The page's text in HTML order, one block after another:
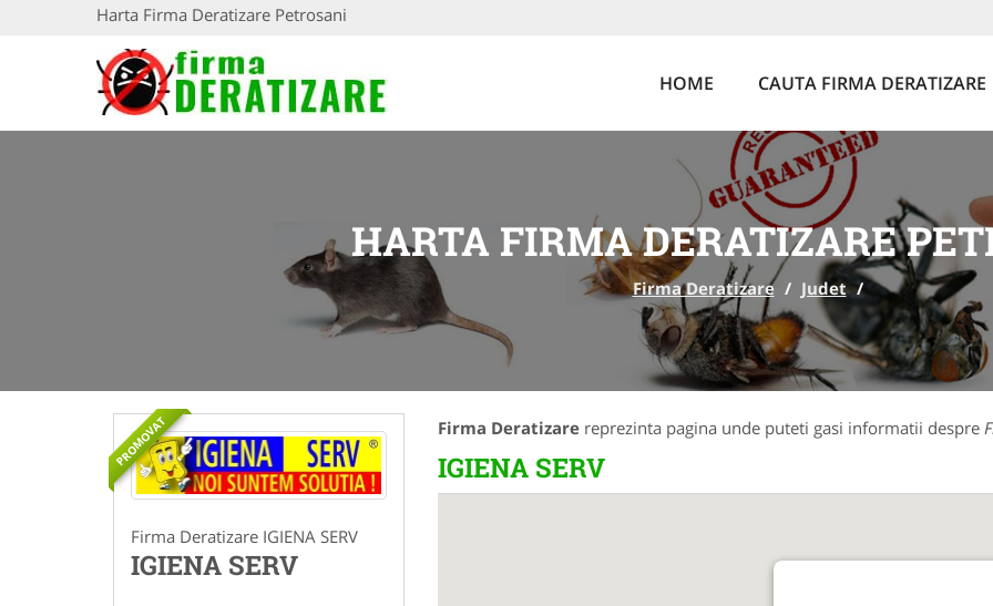
Harta Firma Deratizare Petrosani
HOME CAUTA FIRMA DERATIZARE
HARTA FIRMA DERATIZARE
Firma Deratizare / Judet /
PROMOVAT
Firma Deratizare IGIENA SERV
IGIENA SERV
Firma Deratizare reprezinta pagina unde puteti gasi informatii despre
IGIENA SERV